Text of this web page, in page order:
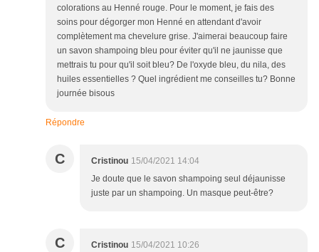
colorations au Henné rouge. Pour le moment, je fais des
soins pour dégorger mon Henné en attendant d'avoir
complètement ma chevelure grise. J'aimerai beaucoup faire
un savon shampoing bleu pour éviter qu'il ne jaunisse que
mettrais tu pour qu'il soit bleu? De l'oxyde bleu, du nila, des
huiles essentielles ? Quel ingrédient me conseilles tu? Bonne
journée bisous
Répondre
C Cristinou 15/04/2021 14:04
Je doute que le savon shampoing seul déjaunisse
juste par un shampoing. Un masque peut-être?
C Cristinou 15/04/2021 10:26